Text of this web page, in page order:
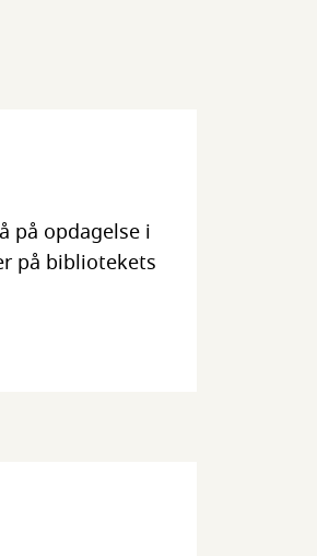
på opdagelse i
på bibliotekets